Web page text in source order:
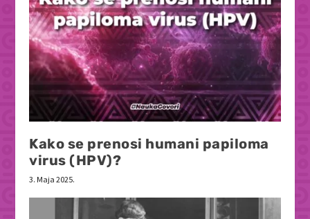
Kako se prenosi humani papiloma
virus (HPV)?
3. Maja 2025.